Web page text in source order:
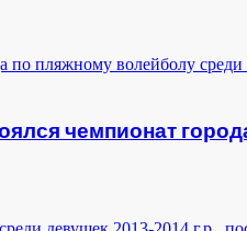
чемпионат